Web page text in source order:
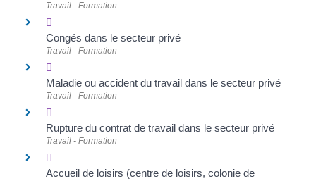
Travail - Formation
Congés dans le secteur privé
Travail - Formation
Maladie ou accident du travail dans le secteur privé
Travail - Formation
Rupture du contrat de travail dans le secteur privé
Travail - Formation
Accueil de loisirs (centre de loisirs, colonie de